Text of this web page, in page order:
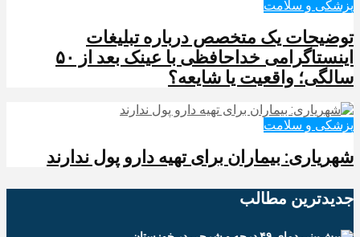
پزشکی و سلامت
توضیحات یک متخصص درباره تبلیغات
اینستاگرامی خداحافظی با عینک بعد از ۵۰
سالگی؛ واقعیت یا شایعه؟
پزشکی و سلامت
شهریاری: بیماران برای تهیه دارو پول ندارند
جدیدترین‌ مطالب